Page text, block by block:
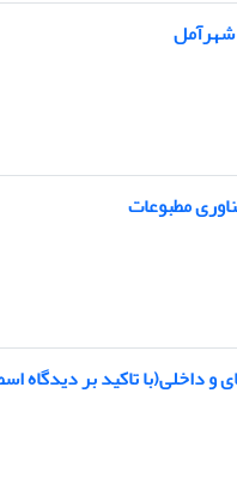
مطبوعات
و داخلی(با تاکید بر دیدگاه